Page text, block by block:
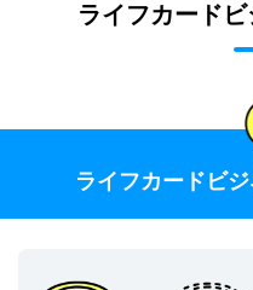
ライフカード
ライフカードビ